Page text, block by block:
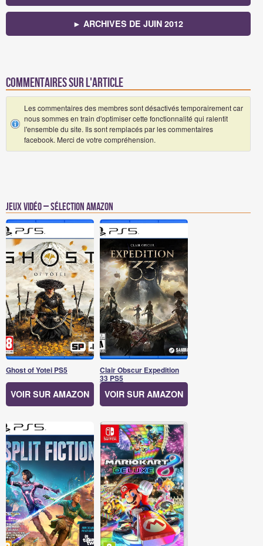
► ARCHIVES DE JUIN 2012
Commentaires sur l'article
Les commentaires des membres sont désactivés temporairement car
nous sommes en train d'optimiser cette fonctionnalité qui ralentit
l'ensemble du site. Ils sont remplacés par les commentaires
facebook. Merci de votre compréhension.
Jeux vidéo – Sélection Amazon
Ghost of Yotei PS5
VOIR SUR AMAZON
Clair Obscur Expedition
33 PS5
VOIR SUR AMAZON